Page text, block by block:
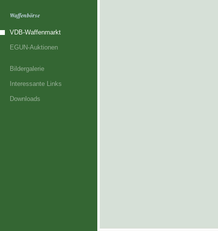
Waffenbörse
VDB-Waffenmarkt
EGUN-Auktionen
Bildergalerie
Interessante Links
Downloads